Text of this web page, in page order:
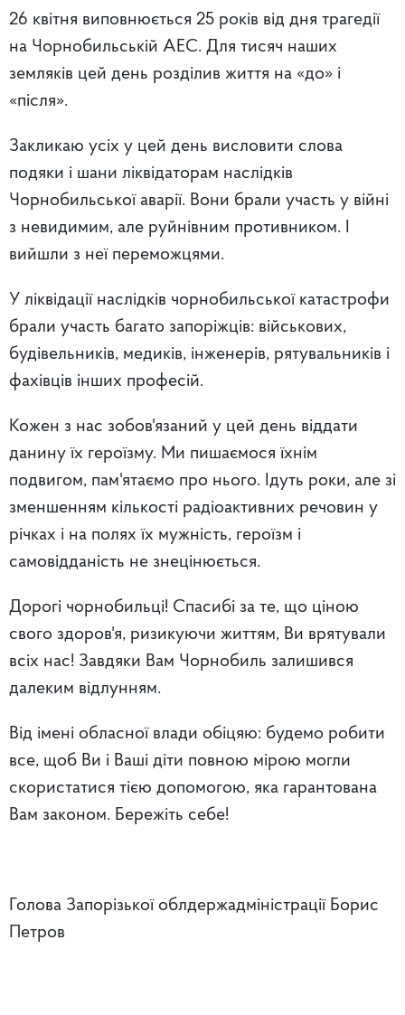
26 квітня виповнюється 25 років від дня трагедії
на Чорнобильській АЕС. Для тисяч наших
земляків цей день розділив життя на «до» і
«після».
Закликаю усіх у цей день висловити слова
подяки і шани ліквідаторам наслідків
Чорнобильської аварії. Вони брали участь у війні
з невидимим, але руйнівним противником. І
вийшли з неї переможцями.
У ліквідації наслідків чорнобильської катастрофи
брали участь багато запоріжців: військових,
будівельників, медиків, інженерів, рятувальників і
фахівців інших професій.
Кожен з нас зобов'язаний у цей день віддати
данину їх героїзму. Ми пишаємося їхнім
подвигом, пам'ятаємо про нього. Ідуть роки, але зі
зменшенням кількості радіоактивних речовин у
річках і на полях їх мужність, героїзм і
самовідданість не знецінюється.
Дорогі чорнобильці! Спасибі за те, що ціною
свого здоров'я, ризикуючи життям, Ви врятували
всіх нас! Завдяки Вам Чорнобиль залишився
далеким відлунням.
Від імені обласної влади обіцяю: будемо робити
все, щоб Ви і Ваші діти повною мірою могли
скористатися тією допомогою, яка гарантована
Вам законом. Бережіть себе!
Голова Запорізької облдержадміністрації Борис
Петров